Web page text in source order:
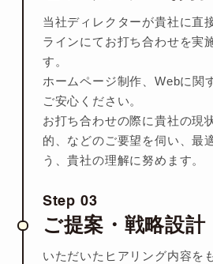
当社ディレクターが貴社に直
ラインにてお打ち合わせを実
す。
ホームページ制作、Webに関
ご安心ください。
お打ち合わせの際に貴社の現
的、などのご要望を伺い、最
う、貴社の理解に努めます。
Step 03
ご提案・戦略設計
いただいたヒアリング内容を